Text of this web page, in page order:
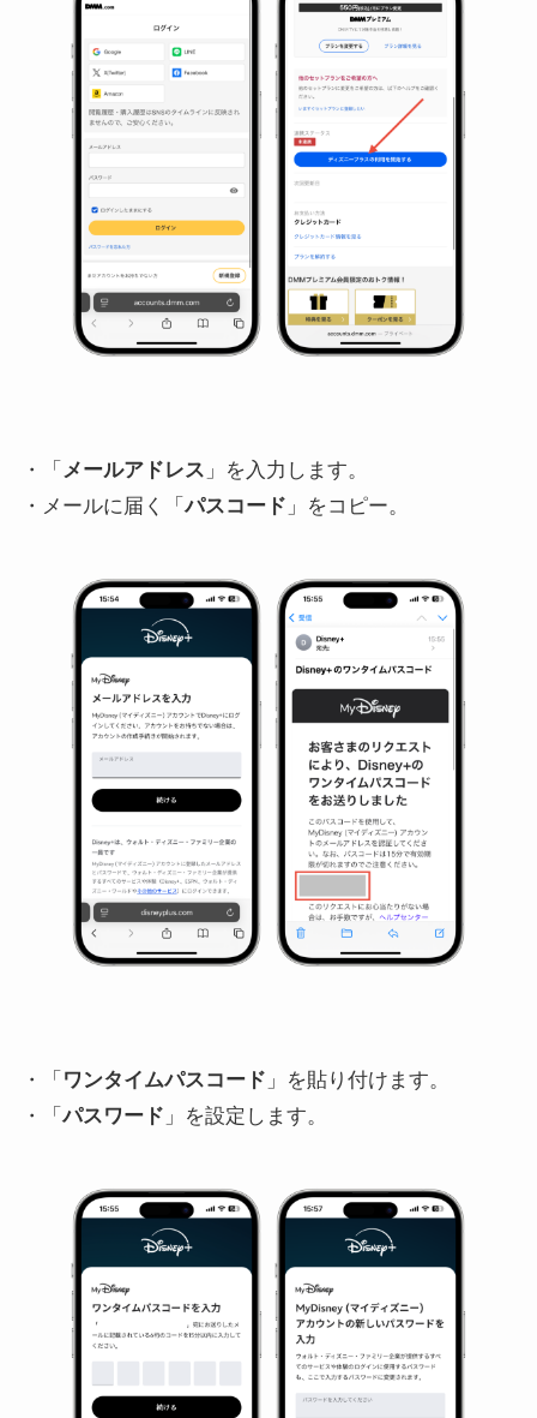
・「 メールアドレス 」を入力します。
・メールに届く「パスコード 」をコピー。
・「 ワンタイムパスコード 」を貼り付けます。
・「パスワード 」を設定します。